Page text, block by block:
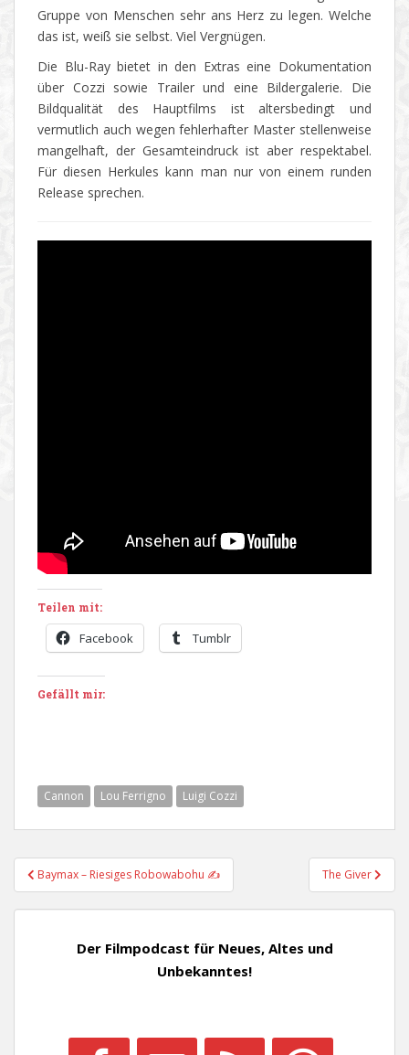
Gruppe von Menschen sehr ans Herz zu legen. Welche
das ist, weiß sie selbst. Viel Vergnügen.
Die Blu-Ray bietet in den Extras eine Dokumentation
über Cozzi sowie Trailer und eine Bildergalerie. Die
Bildqualität des Hauptfilms ist altersbedingt und
vermutlich auch wegen fehlerhafter Master stellenweise
mangelhaft, der Gesamteindruck ist aber respektabel.
Für diesen Herkules kann man nur von einem runden
Release sprechen.
Teilen mit:
Facebook Tumblr
Gefällt mir:
Cannon Lou Ferrigno Luigi Cozzi
Beitragsnavigation
Baymax – Riesiges Robowabohu ✍ The Giver
Der Filmpodcast für Neues, Altes und
Unbekanntes!